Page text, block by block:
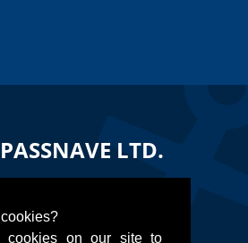
cookies on our site to
LTD.
Belgrád rakpart,
Station